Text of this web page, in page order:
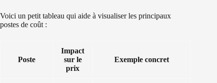
Voici un petit tableau qui aide à visualiser les principaux
postes de coût :
Poste
Impact
sur le
prix
Exemple concret